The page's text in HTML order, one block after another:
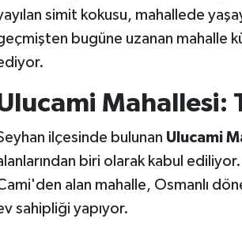
simit kokusu, mahallede
bugüne uzanan mahalle
Mahallesi:
ilçesinde bulunan Ulucami
biri olarak kabul
alan mahalle, Osmanlı
sahipliği yapıyor.